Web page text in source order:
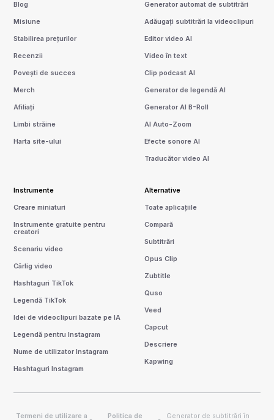
Blog
Misiune
Stabilirea prețurilor
Recenzii
Povești de succes
Merch
Afiliați
Limbi străine
Harta site-ului
Generator automat de subtitrări
Adăugați subtitrări la videoclipuri
Editor video AI
Video în text
Clip podcast AI
Generator de legendă AI
Generator AI B-Roll
AI Auto-Zoom
Efecte sonore AI
Traducător video AI
Instrumente
Creare miniaturi
Instrumente gratuite pentru
creatori
Scenariu video
Cârlig video
Hashtaguri TikTok
Legendă TikTok
Idei de videoclipuri bazate pe IA
Legendă pentru Instagram
Nume de utilizator Instagram
Hashtaguri Instagram
Alternative
Toate aplicațiile
Compară
Subtitrări
Opus Clip
Zubtitle
Quso
Veed
Capcut
Descriere
Kapwing
Termeni de utilizare a
Politica de
Generator de subtitrări în